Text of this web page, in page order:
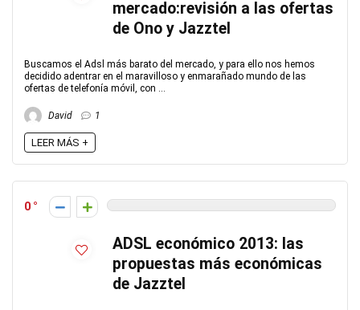
mercado:revisión a las ofertas
de Ono y Jazztel
Buscamos el Adsl más barato del mercado, y para ello nos hemos
decidido adentrar en el maravilloso y enmarañado mundo de las
ofertas de telefonía móvil, con ...
David 1
LEER MÁS +
0
ADSL económico 2013: las
propuestas más económicas
de Jazztel